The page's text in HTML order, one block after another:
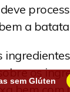
a
ingredientes
os
sem Glúten